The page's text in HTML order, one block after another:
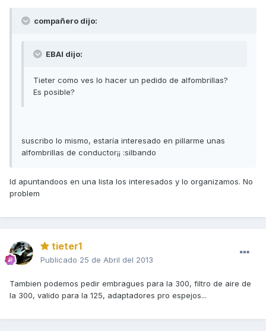
compañero dijo:
EBAI dijo:
Tieter como ves lo hacer un pedido de alfombrillas?
Es posible?
suscribo lo mismo, estaría interesado en pillarme unas
alfombrillas de conductor¡¡ :silbando
Id apuntandoos en una lista los interesados y lo organizamos. No
problem
tieter1
Publicado 25 de Abril del 2013
Tambien podemos pedir embragues para la 300, filtro de aire de
la 300, valido para la 125, adaptadores pro espejos...